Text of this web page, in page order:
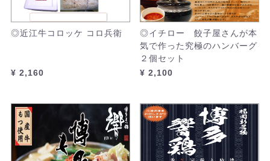
◎近江牛コロッケ コロ兵衛
¥ 2,160
◎イチロー 餃子屋さんが本
気で作った究極のハンバーグ
２個セット
¥ 2,100